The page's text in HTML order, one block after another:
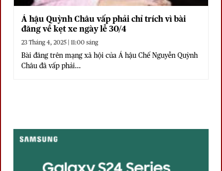
Á hậu Quỳnh Châu vấp phải chỉ trích vì bài
đăng về kẹt xe ngày lễ 30/4
23 Tháng 4, 2025 | 11:00 sáng
Bài đăng trên mạng xã hội của Á hậu Chế Nguyễn Quỳnh
Châu đã vấp phải...